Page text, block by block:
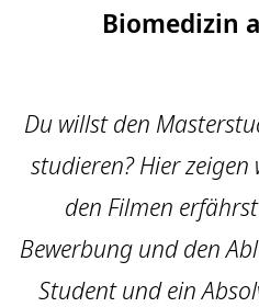
Biomedizin
Du willst den
studieren? Hier
den Filmen
Bewerbung und den
Student und ein